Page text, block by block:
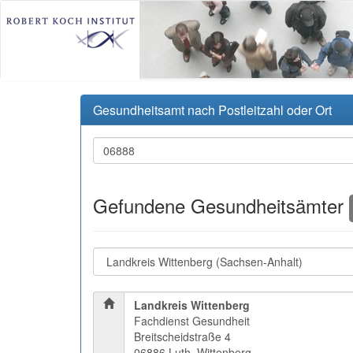
Gesundheitsamt nach Postleitzahl oder Ort
Gefundene Gesundheitsämter
Landkreis Wittenberg
Fachdienst Gesundheit
Breitscheidstraße 4